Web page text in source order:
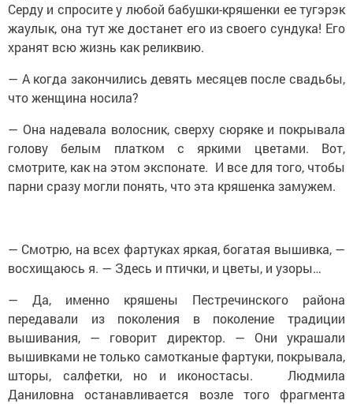
Серду и спросите у любой бабушки-кряшенки ее тугэрэк
жаулык, она тут же достанет его из своего сундука! Его
хранят всю жизнь как реликвию.
— А когда закончились девять месяцев после свадьбы,
что женщина носила?
— Она надевала волосник, сверху сюряке и покрывала
голову белым платком с яркими цветами. Вот,
смотрите, как на этом экспонате. И все для того, чтобы
парни сразу могли понять, что эта кряшенка замужем.
— Смотрю, на всех фартуках яркая, богатая вышивка, —
восхищаюсь я. — Здесь и птички, и цветы, и узоры…
— Да, именно кряшены Пестречинского района
передавали из поколения в поколение традиции
вышивания, — говорит директор. — Они украшали
вышивками не только самотканые фартуки, покрывала,
шторы, салфетки, но и иконостасы. Людмила
Даниловна останавливается возле того фрагмента